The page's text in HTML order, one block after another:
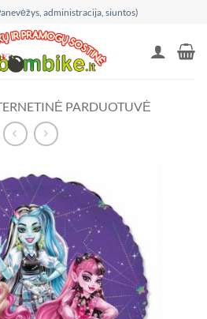
administracija, siuntos)
PARDUOTUVĖ